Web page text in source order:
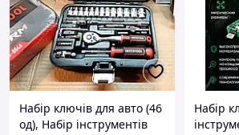
Набір ключів для авто (46
од), Набір інструментів
Набір